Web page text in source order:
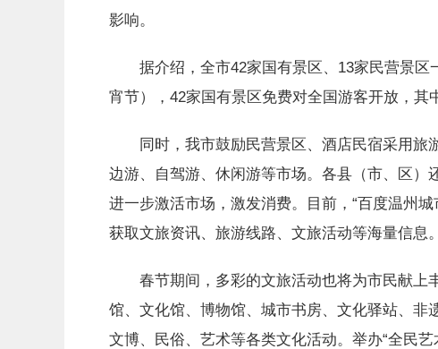
影响。
据介绍，全市42家国有景区、13家民营景区
宵节），42家国有景区免费对全国游客开放，其
同时，我市鼓励民营景区、酒店民宿采用旅
边游、自驾游、休闲游等市场。各县（市、区）
进一步激活市场，激发消费。目前，“百度温州
获取文旅资讯、旅游线路、文旅活动等海量信息。
春节期间，多彩的文旅活动也将为市民献上
馆、文化馆、博物馆、城市书房、文化驿站、非
文博、民俗、艺术等各类文化活动。举办“全民艺